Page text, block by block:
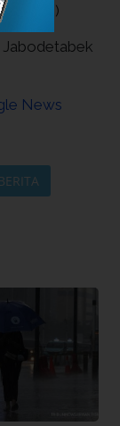
Jabodetabek
News